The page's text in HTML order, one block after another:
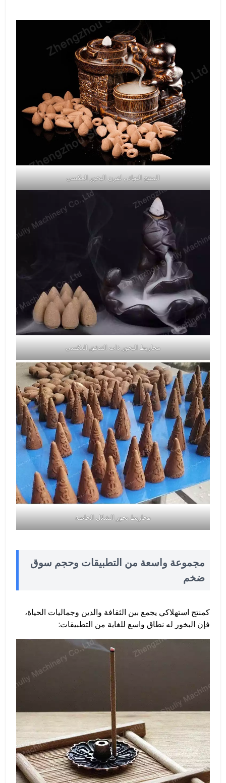
المنتج النهائي لقرن البخور العكسي
مخاريط البخور ذات التدفق العكسي
مخاريط بخور الشلال الخاصة
مجموعة واسعة من التطبيقات وحجم سوق
ضخم
كمنتج استهلاكي يجمع بين الثقافة والدين وجماليات الحياة،
فإن البخور له نطاق واسع للغاية من التطبيقات: